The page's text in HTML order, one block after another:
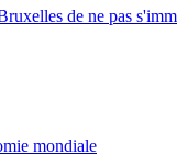
de ne pas
mondiale